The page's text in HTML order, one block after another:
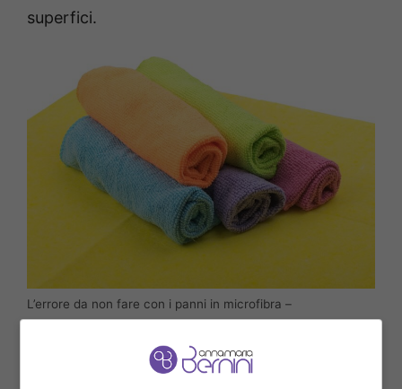
superfici.
L’errore da non fare con i panni in microfibra –
annamariabernini.it
Si possono usare per pulire il piano lavoro